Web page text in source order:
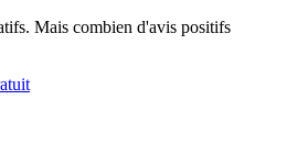
Mais combien d'avis positifs